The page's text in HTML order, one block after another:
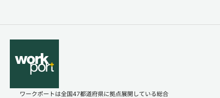
ワークポートは全国47都道府県に拠点展開している総合